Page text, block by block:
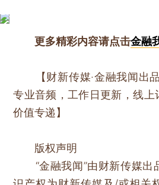
更多精彩内容请点击金融
【财新传媒·金融我闻出
专业音频，工作日更新，线上
价值专递】
版权声明
“金融我闻”由财新传媒出